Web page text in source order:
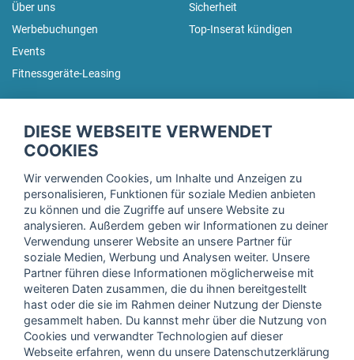
Über uns
Werbebuchungen
Events
Fitnessgeräte-Leasing
Sicherheit
Top-Inserat kündigen
Trage dich hier für unseren Newsletter ein und erhalte regelmäßig
Ich stimme der Verarbeitung meiner Daten, wie in der
Einwilligungserklärungder fitnessmarkt.de services GmbH
beschrieben, zu und bestätige, dass ich das 16. Lebensjahr
vollendet habe. Ich kann diese Einwilligung jederzeit mit
Wirkung für die Zukunft widerrufen. Weitere Informationen
finden Sie in unsererDatenschutzerklärung.
DIESE WEBSEITE VERWENDET
COOKIES
Wir verwenden Cookies, um Inhalte und Anzeigen zu
personalisieren, Funktionen für soziale Medien anbieten
zu können und die Zugriffe auf unsere Website zu
analysieren. Außerdem geben wir Informationen zu deiner
Verwendung unserer Website an unsere Partner für
soziale Medien, Werbung und Analysen weiter. Unsere
Partner führen diese Informationen möglicherweise mit
weiteren Daten zusammen, die du ihnen bereitgestellt
hast oder die sie im Rahmen deiner Nutzung der Dienste
gesammelt haben. Du kannst mehr über die Nutzung von
Cookies und verwandter Technologien auf dieser
Webseite erfahren, wenn du unsere Datenschutzerklärung